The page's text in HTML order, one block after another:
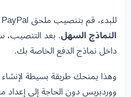
للبدء، قم بتنصيب ملحق PayPal من لوحة
النماذج السهل. بعد التنصيب،
داخل نماذج الدفع الخاصة بك.
ووردبريس دون الحاجة إلى إعداد